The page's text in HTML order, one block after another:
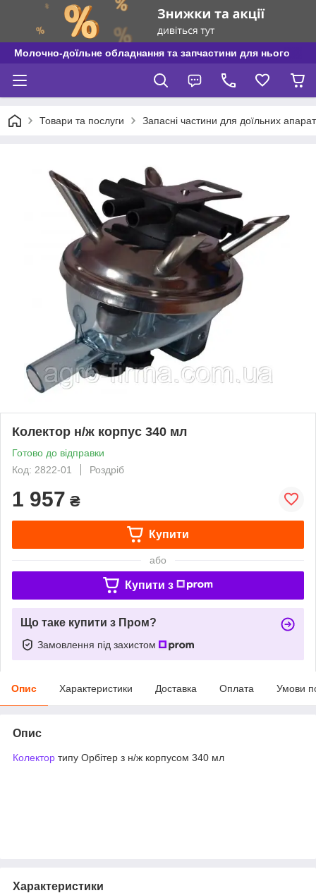
Молочно-доїльне обладнання та запчастини для нього
Товари та послуги Запасні частини для доїльних
Колектор н/ж корпус 340 мл
Готово до відправки
Код: 2822-01
Роздріб
1 957 ₴
Купити
або
Купити з
Що таке купити з Пром?
Замовлення під захистом
Опис Характеристики Доставка Оплата Умови
Опис
Колектор типу Орбітер з н/ж корпусом 340 мл
Характеристики